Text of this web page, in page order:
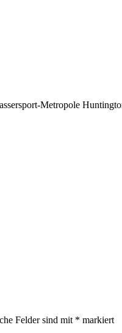
Metropole
Felder sind mit * markiert